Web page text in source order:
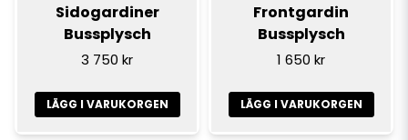
Sidogardiner
Bussplysch
3 750 kr
LÄGG I VARUKORGEN
Frontgardin
Bussplysch
1 650 kr
LÄGG I VARUKORGEN